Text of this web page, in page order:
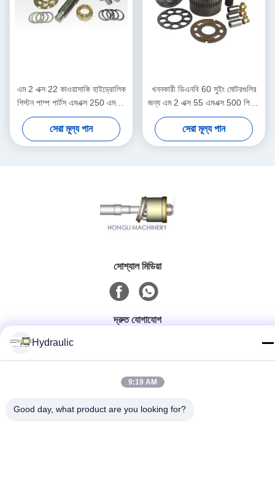
এম 2 এক্স 22 কাওয়াসাকি হাইড্রোলিক
পিস্টন পাম্প পার্টস এমএক্স 250 এমএক্স
500 এমএক্স 530 উপলব্ধ
সেরা মূল্য পান
খননকারী ডিএনবি 60 সুইং মোটরগুলির
জন্য এম 2 এক্স 55 এমএক্স 500 পিস্টন
কাওয়াসাকি হাইড্রোলিক মোটর পার্টস
সেরা মূল্য পান
সোশ্যাল মিডিয়া
দ্রুত যোগাযোগ
টেলিফোন:
86-139-12460468
admin@hlhydraulics.com
Hydraulic
9:19 AM
Good day, what product are you looking for?